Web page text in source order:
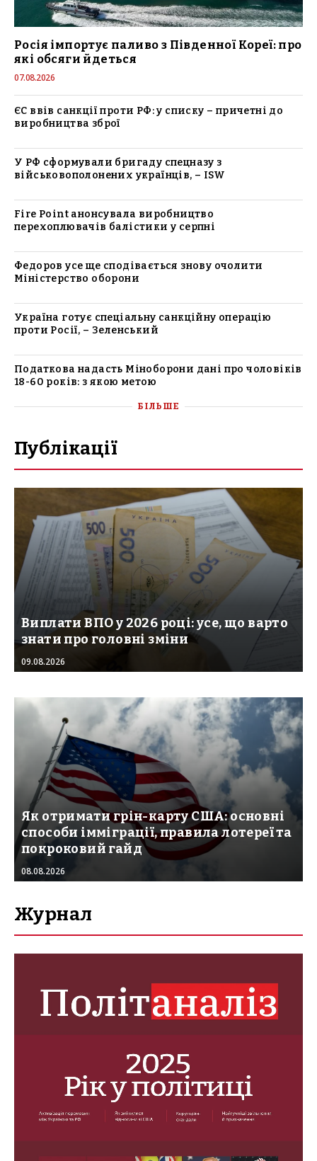
Росія імпортує паливо з Південної Кореї: про
які обсяги йдеться
07.08.2026
ЄС ввів санкції проти РФ: у списку – причетні до
виробництва зброї
У РФ сформували бригаду спецназу з
військовополонених українців, – ISW
Fire Point анонсувала виробництво
перехоплювачів балістики у серпні
Федоров усе ще сподівається знову очолити
Міністерство оборони
Україна готує спеціальну санкційну операцію
проти Росії, – Зеленський
Податкова надасть Міноборони дані про чоловіків
18-60 років: з якою метою
БІЛЬШЕ
Публікації
Виплати ВПО у 2026 році: усе, що варто
знати про головні зміни
09.08.2026
Як отримати грін-карту США: основні
способи імміграції, правила лотереї та
покроковий гайд
08.08.2026
Журнал